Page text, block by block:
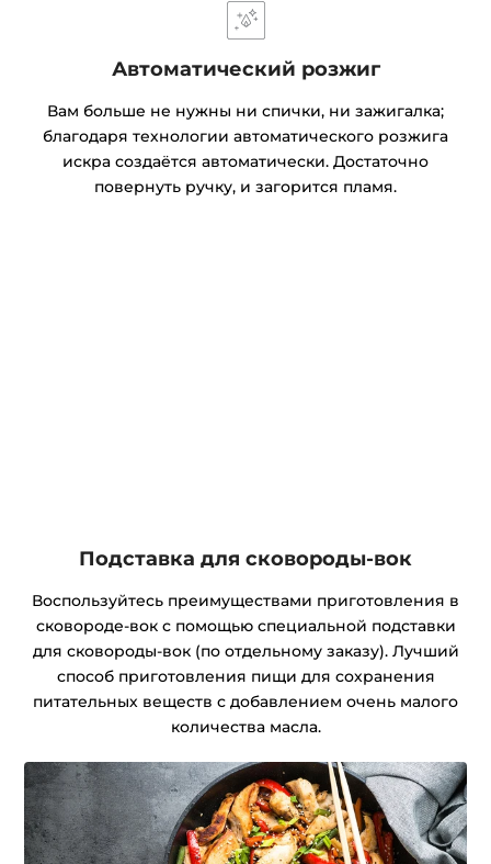
Автоматический розжиг
Вам больше не нужны ни спички, ни зажигалка;
благодаря технологии автоматического розжига
искра создаётся автоматически. Достаточно
повернуть ручку, и загорится пламя.
Подставка для сковороды-вок
Воспользуйтесь преимуществами приготовления в
сковороде-вок с помощью специальной подставки
для сковороды-вок (по отдельному заказу). Лучший
способ приготовления пищи для сохранения
питательных веществ с добавлением очень малого
количества масла.